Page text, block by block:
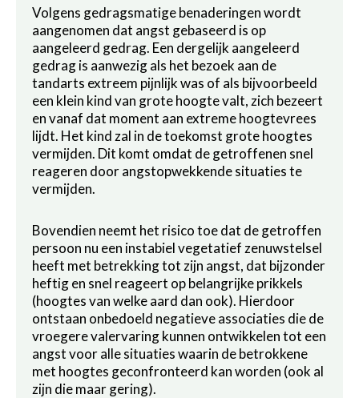
Volgens gedragsmatige benaderingen wordt
aangenomen dat angst gebaseerd is op
aangeleerd gedrag. Een dergelijk aangeleerd
gedrag is aanwezig als het bezoek aan de
tandarts extreem pijnlijk was of als bijvoorbeeld
een klein kind van grote hoogte valt, zich bezeert
en vanaf dat moment aan extreme hoogtevrees
lijdt. Het kind zal in de toekomst grote hoogtes
vermijden. Dit komt omdat de getroffenen snel
reageren door angstopwekkende situaties te
vermijden.
Bovendien neemt het risico toe dat de getroffen
persoon nu een instabiel vegetatief zenuwstelsel
heeft met betrekking tot zijn angst, dat bijzonder
heftig en snel reageert op belangrijke prikkels
(hoogtes van welke aard dan ook). Hierdoor
ontstaan onbedoeld negatieve associaties die de
vroegere valervaring kunnen ontwikkelen tot een
angst voor alle situaties waarin de betrokkene
met hoogtes geconfronteerd kan worden (ook al
zijn die maar gering).